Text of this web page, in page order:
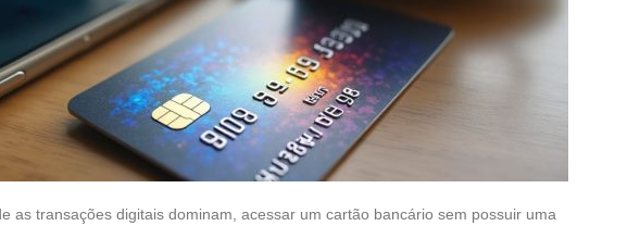
as transações digitais dominam, acessar um cartão bancário sem possuir uma